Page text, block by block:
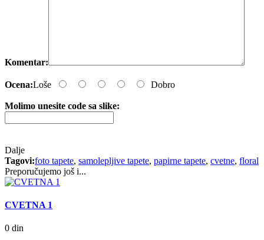
Komentar:
Ocena:Loše Dobro
Molimo unesite code sa slike:
Dalje
Tagovi:foto tapete, samolepljive tapete, papirne tapete, cvetne, floral
Preporučujemo još i...
CVETNA 1
0 din